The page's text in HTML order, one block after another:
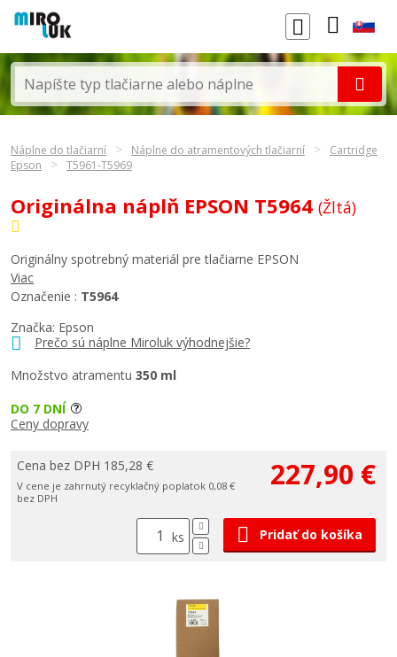
Náplne do tlačiarní Náplne do atramentových tlačiarní
Cartridge
Epson
T5961-T5969
Originálna náplň EPSON T5964 (Žltá)
Značka: Epson
Prečo sú náplne Miroluk výhodnejšie?
Množstvo atramentu 350 ml
Originálny spotrebný materiál pre tlačiarne EPSON
Viac
Označenie : T5964
DO 7 DNÍ
Ceny dopravy
Cena bez DPH 185,28 €
V cene je zahrnutý recyklačný poplatok 0,08 €
bez DPH
227,90 €
ks Pridať do košíka